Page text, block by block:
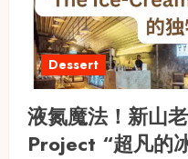
Dessert
液氮魔法！新山
Project “超凡的